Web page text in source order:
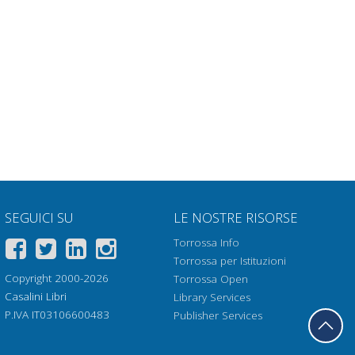
SEGUICI SU
Copyright 2000-2026
Casalini Libri
P.IVA IT03106600483
LE NOSTRE RISORSE
Torrossa Info
Torrossa per Istituzioni
Torrossa Open
Library Services
Publisher Services